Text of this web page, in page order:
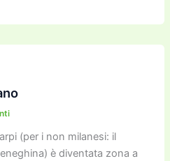
st
o
o
e
gr
p
y
k
e
n
di
(per i non milanesi: il
è diventata zona a